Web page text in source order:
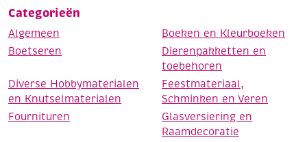
Categorieën
Algemeen
Boeken en Kleurboeken
Boetseren
Dierenpakketten en
toebehoren
Diverse Hobbymaterialen
en Knutselmaterialen
Feestmateriaal,
Schminken en Veren
Fournituren
Glasversiering en
Raamdecoratie